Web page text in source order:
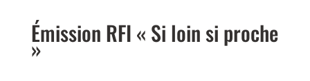
Émission RFI « Si loin si proche
»